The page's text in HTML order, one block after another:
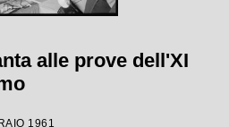
alle prove dell'XI
1961